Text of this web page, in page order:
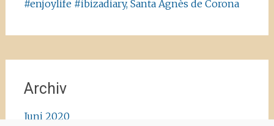
#enjoylife #ibizadiary, Santa Agnès de Corona
Archiv
Juni 2020